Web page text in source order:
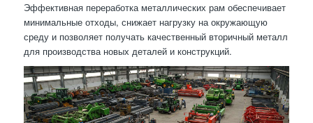
Эффективная переработка металлических рам обеспечивает
минимальные отходы, снижает нагрузку на окружающую
среду и позволяет получать качественный вторичный металл
для производства новых деталей и конструкций.